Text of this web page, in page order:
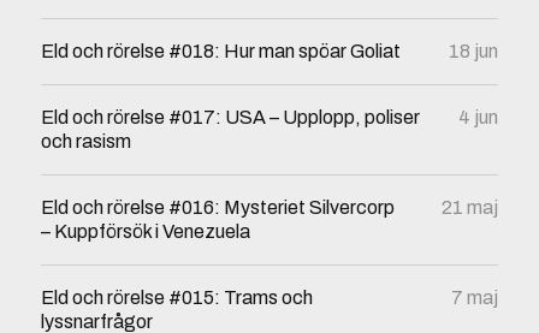
Eld och rörelse #018: Hur man spöar Goliat 18 jun
Eld och rörelse #017: USA – Upplopp, poliser
och rasism
4 jun
Eld och rörelse #016: Mysteriet Silvercorp
– Kuppförsök i Venezuela
21 maj
Eld och rörelse #015: Trams och
lyssnarfrågor
7 maj